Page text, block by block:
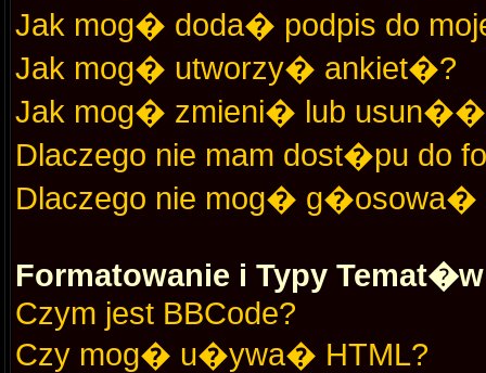
Jak mog� doda� podpis do
Jak mog� utworzy� ankiet�?
Jak mog� zmieni� lub
Dlaczego nie mam dost�pu do
Dlaczego nie mog� g�osowa�
Formatowanie i Typy Temat�w
Czym jest BBCode?
Czy mog� u�ywa� HTML?